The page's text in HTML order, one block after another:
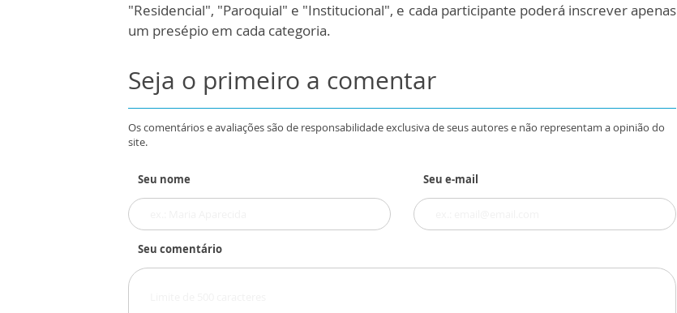
"Residencial", "Paroquial" e "Institucional", e cada participante poderá inscrever apenas
um presépio em cada categoria.
Seja o primeiro a comentar
Os comentários e avaliações são de responsabilidade exclusiva de seus autores e não representam a opinião do
site.
Seu nome Seu e-mail
Seu comentário